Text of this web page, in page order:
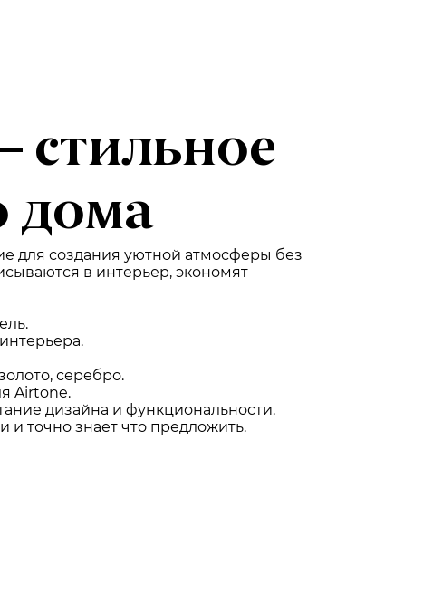
стильное
дома
для создания уютной атмосферы без
в интерьер, экономят
серебро.
Airtone.
дизайна и функциональности.
точно знает что предложить.